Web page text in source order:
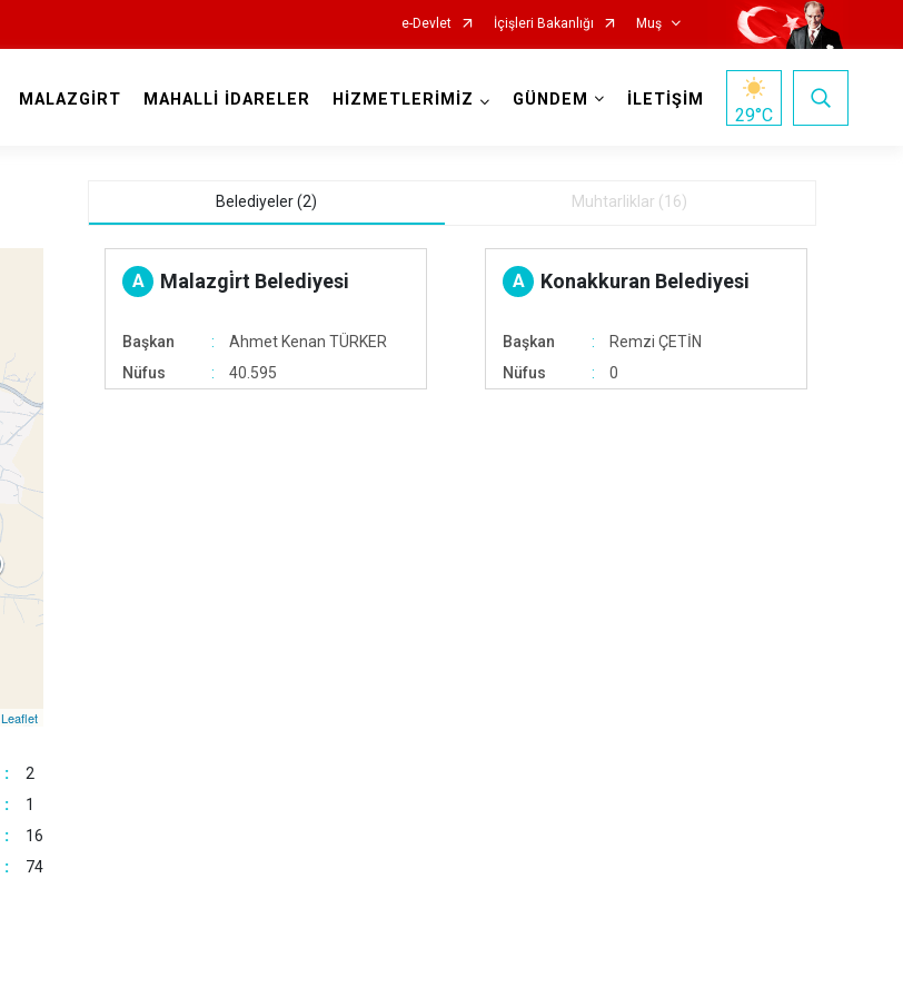
e-Devlet İçişleri Bakanlığı Muş
Bulanık
MALAZGİRT MAHALLİ İDARELER HİZMETLERİMİZ GÜNDEM İLETİŞİM
29°C
Leaflet
:
2
:
1
:
16
: 74
Belediyeler (2) Muhtarliklar (16)
A Malazgi̇rt Belediyesi
Başkan
Ahmet Kenan TÜRKER
Nüfus
40.595
A Konakkuran Belediyesi
Başkan
Remzi ÇETİN
Nüfus
0